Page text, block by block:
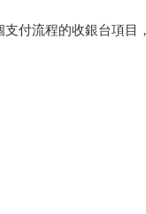
付流程的收銀台項目